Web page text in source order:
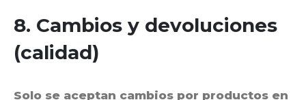
8. Cambios y devoluciones
(calidad)
Solo se aceptan cambios por productos en